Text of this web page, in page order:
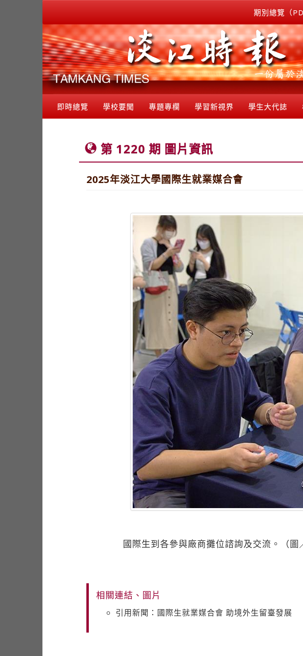
期別總覽（
即時總覽 學校要聞 專題專欄 學習新視界 學生大代誌
第 1220 期 圖片資訊
2025年淡江大學國際生就業媒合會
國際生到各參與廠商攤位諮詢及交流。（圖
相關連結、圖片
引用新聞：國際生就業媒合會 助境外生留臺發展